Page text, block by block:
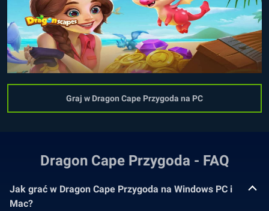
Graj w Dragon Cape Przygoda na PC
Dragon Cape Przygoda - FAQ
Jak grać w Dragon Cape Przygoda na Windows PC i
Mac?